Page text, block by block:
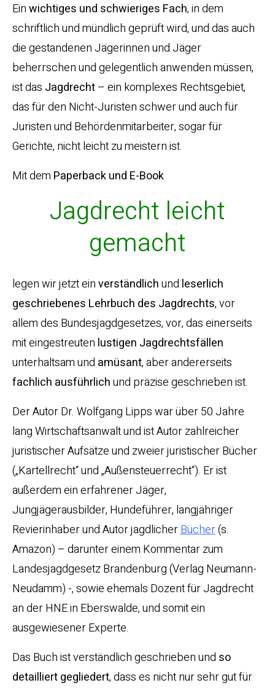
Einwichtiges und schwieriges Fach, in dem
schriftlich und mündlich geprüft wird, und das auch
die gestandenen Jägerinnen und Jäger
beherrschen und gelegentlich anwenden müssen,
ist das Jagdrecht– ein komplexes Rechtsgebiet,
das für den Nicht-Juristen schwer und auch für
Juristen und Behördenmitarbeiter, sogar für
Gerichte, nicht leicht zu meistern ist.
Mit dem Paperback und E-Book
Jagdrecht leicht
gemacht
legen wir jetzt einverständlichund leserlich
geschriebenes Lehrbuch des Jagdrechts, vor
allem des Bundesjagdgesetzes, vor, das einerseits
mit eingestreuten lustigen Jagdrechtsfällen
unterhaltsam und amüsant, aber andererseits
fachlich ausführlichund präzise geschrieben ist.
Der Autor Dr. Wolfgang Lipps war über 50 Jahre
lang Wirtschaftsanwalt und ist Autor zahlreicher
juristischer Aufsätze und zweier juristischer Bücher
(„Kartellrecht“ und „Außensteuerrecht“). Er ist
außerdem ein erfahrener Jäger,
Jungjägerausbilder, Hundeführer, langjähriger
Revierinhaber und Autor jagdlicherBücher(s.
Amazon) – darunter einem Kommentar zum
Landesjagdgesetz Brandenburg (Verlag Neumann-
Neudamm) -, sowie ehemals Dozent für Jagdrecht
an der HNE in Eberswalde, und somit ein
ausgewiesener Experte.
Das Buch ist verständlich geschrieben und so
detailliert gegliedert, dass es nicht nur sehr gut für